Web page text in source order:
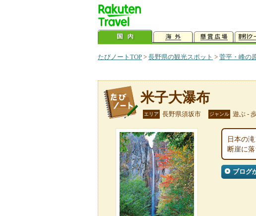
たびノートTOP > 長野県の観光スポット > 菅平・峰の
米子大瀑布
エリア 長野県須坂市 ジャンル 遊ぶ -
日本の
断崖に
ブログ